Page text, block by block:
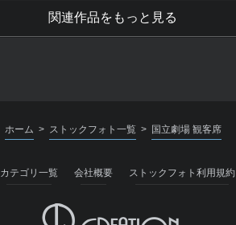
関連作品をもっと見る
ホーム > ストックフォト一覧 > 国立劇場 観客席
カテゴリ一覧 会社概要 ストックフォト利用規約